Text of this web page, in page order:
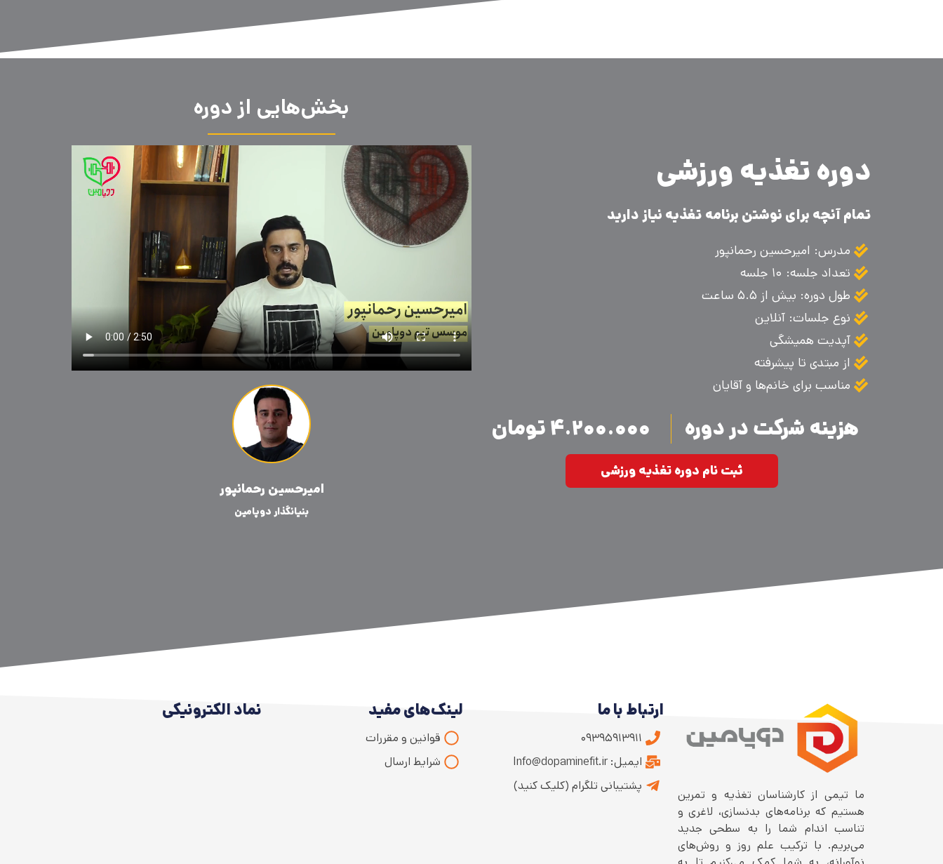
دوره تغذیه ورزشی
تمام آنچه برای نوشتن برنامه تغذیه نیاز دارید
مدرس: امیرحسین رحمانپور
تعداد جلسه: ۱۰ جلسه
طول دوره: بیش از ۵.۵ ساعت
نوع جلسات: آنلاین
آپدیت همیشگی
از مبتدی تا پیشرفته
مناسب برای خانم‌ها و آقایان
هزینه شرکت در دوره ۴.۲۰۰.۰۰۰ تومان
ثبت نام دوره تغذیه ورزشی
بخش‌هایی از دوره
امیرحسین رحمانپور
بنیانگذار دوپامین
ما تیمی از کارشناسان تغذیه و تمرین
هستیم که برنامه‌های بدنسازی، لاغری و
تناسب اندام شما را به سطحی جدید
می‌بریم. با ترکیب علم روز و روش‌های
ارتباط با ما
۰۹۳۹۵۹۱۳۹۱۱
ایمیل: Info@dopaminefit.ir
پشتیبانی تلگرام (کلیک کنید)
لینک‌های مفید
قوانین و مقررات
شرایط ارسال
نماد الکترونیکی